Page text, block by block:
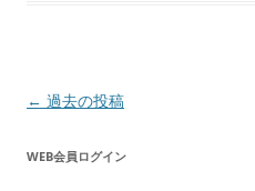
投
ナ
← 過去の投稿
WEB会員ログイン